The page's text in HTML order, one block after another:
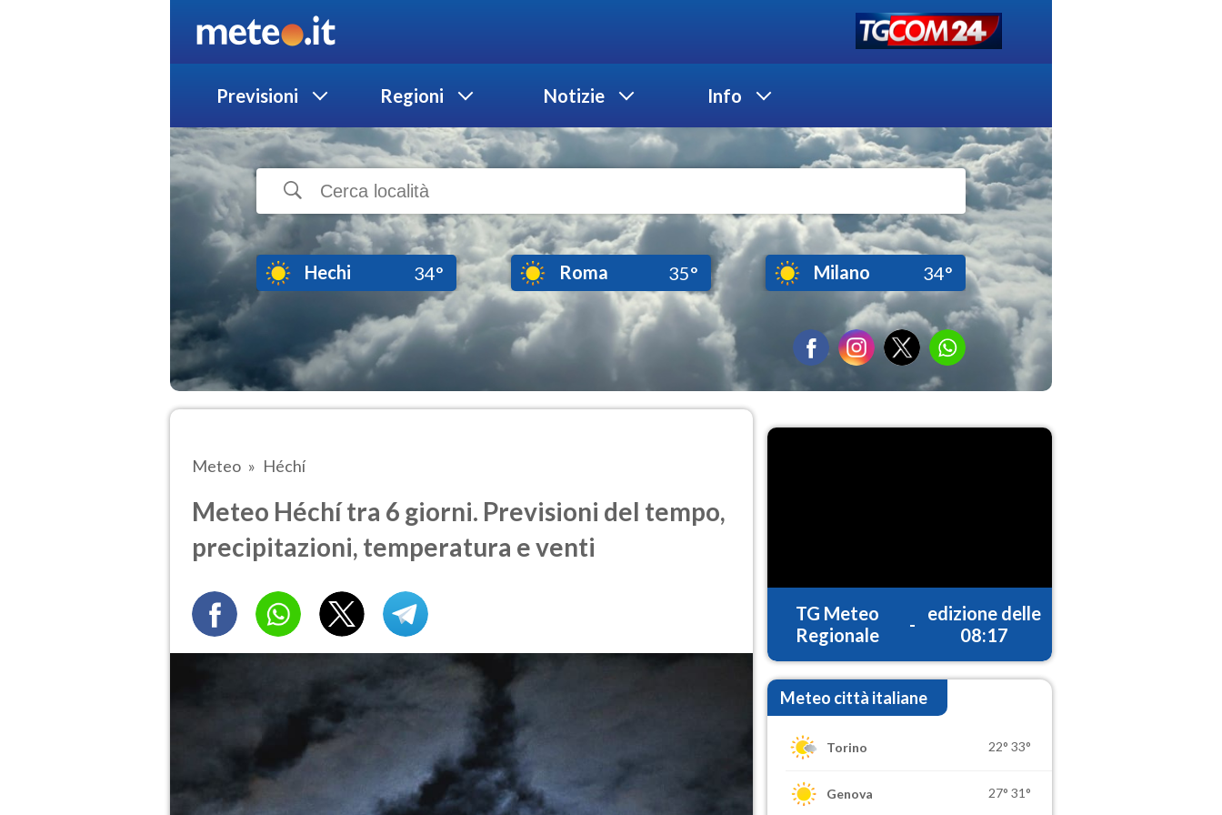
Previsioni Regioni Notizie Info
Hechi 34° Roma 35° Milano 34°
Meteo Héchí
Meteo Héchí tra 6 giorni. Previsioni del tempo,
precipitazioni, temperatura e venti
TG Meteo
Regionale
-
edizione delle
08:17
Meteo città italiane
Torino 22° 33°
Genova 27° 31°